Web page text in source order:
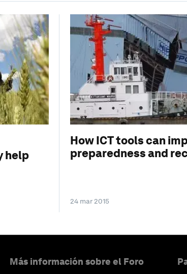
help
How ICT tools can
preparedness and
24 mar 2015
Más información sobre el Foro